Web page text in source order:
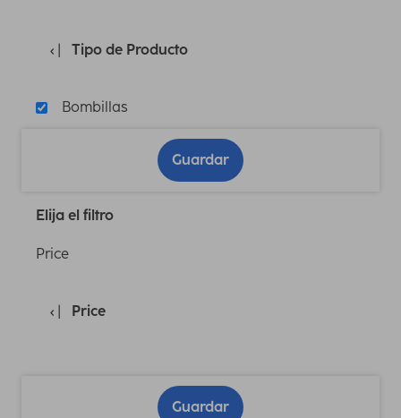
Tipo de Producto
Bombillas
Guardar
Elija el filtro
Price
Price
Guardar